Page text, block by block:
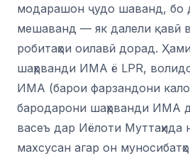
модарашон ҷудо шаванд, бо
мешаванд — як далели қавӣ
робитаҳои оилавӣ дорад.
шаҳрванди ИМА ё LPR,
ИМА (барои фарзандони
бародарони шаҳрванди ИМА
васеъ дар Иёлоти Муттаҳида
махсусан агар он